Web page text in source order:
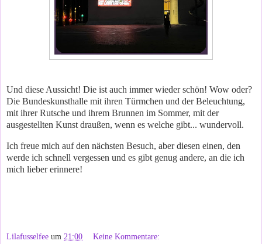
Und diese Aussicht! Die ist auch immer wieder schön! Wow oder?
Die Bundeskunsthalle mit ihren Türmchen und der Beleuchtung,
mit ihrer Rutsche und ihrem Brunnen im Sommer, mit der
ausgestellten Kunst draußen, wenn es welche gibt... wundervoll.
Ich freue mich auf den nächsten Besuch, aber diesen einen, den
werde ich schnell vergessen und es gibt genug andere, an die ich
mich lieber erinnere!
Lilafusselfee um 21:00 Keine Kommentare: